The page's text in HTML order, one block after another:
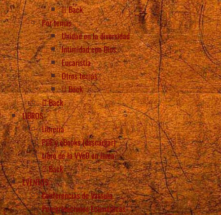
Back
Por temas
Unidad en la diversidad
Intimidad con Dios
Eucaristía
Otros temas
Back
Back
LIBROS
Librería
PDF y eBooks (descargar)
Libro de la VVeD en línea
Back
EVENTOS
Conferencias de Vassula
Peregrinaciones Ecuménicas